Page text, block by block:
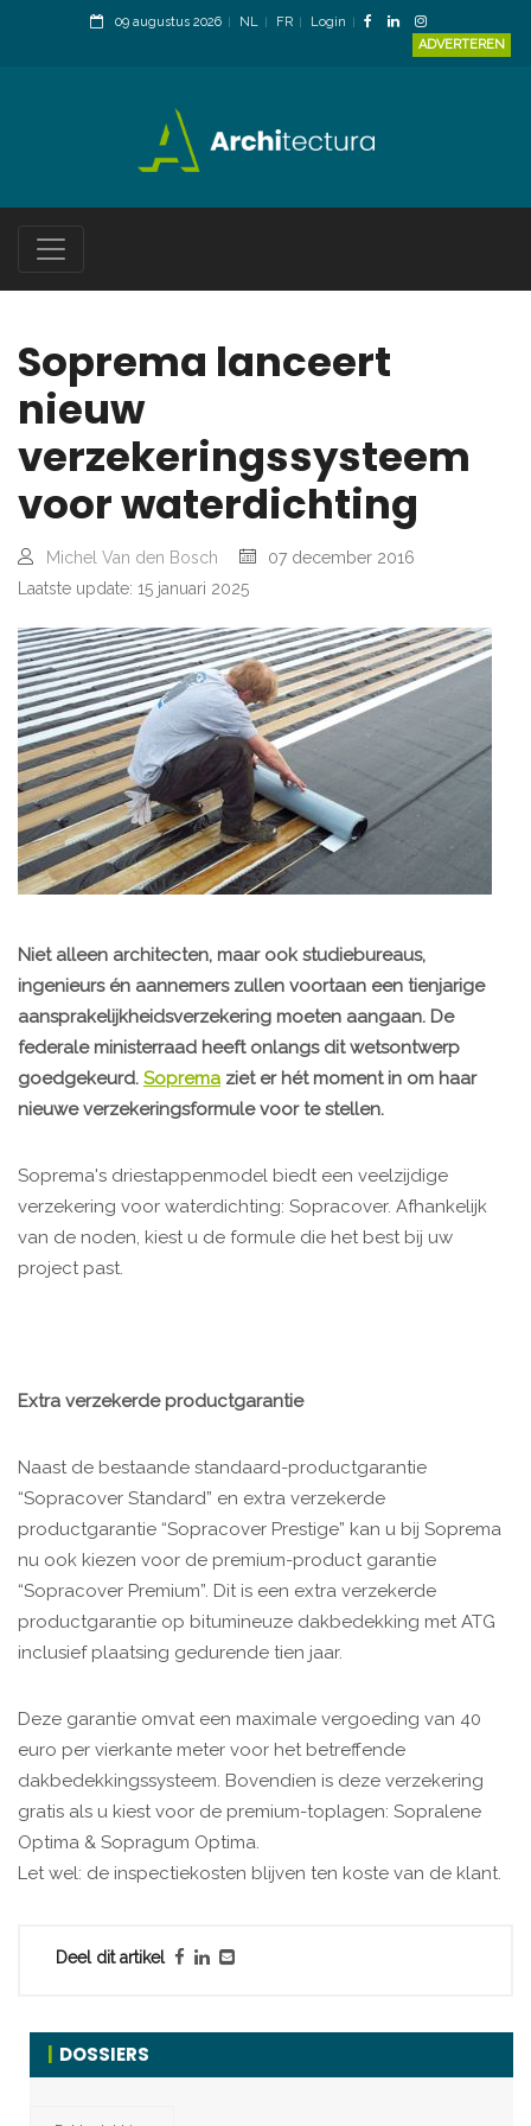
09 augustus 2026 NL FR
Login
ADVERTEREN
Soprema lanceert
nieuw
verzekeringssysteem
voor waterdichting
Michel Van den Bosch
07 december 2016
Laatste update: 15 januari 2025
Niet alleen architecten, maar ook studiebureaus,
ingenieurs én aannemers zullen voortaan een tienjarige
aansprakelijkheidsverzekering moeten aangaan. De
federale ministerraad heeft onlangs dit wetsontwerp
goedgekeurd. Soprema ziet er hét moment in om haar
nieuwe verzekeringsformule voor te stellen.
Soprema's driestappenmodel biedt een veelzijdige
verzekering voor waterdichting: Sopracover. Afhankelijk
van de noden, kiest u de formule die het best bij uw
project past.
Extra verzekerde productgarantie
Naast de bestaande standaard-productgarantie
“Sopracover Standard” en extra verzekerde
productgarantie “Sopracover Prestige” kan u bij Soprema
nu ook kiezen voor de premium-product garantie
“Sopracover Premium”. Dit is een extra verzekerde
productgarantie op bitumineuze dakbedekking met ATG
inclusief plaatsing gedurende tien jaar.
Deze garantie omvat een maximale vergoeding van 40
euro per vierkante meter voor het betreffende
dakbedekkingssysteem. Bovendien is deze verzekering
gratis als u kiest voor de premium-toplagen: Sopralene
Optima & Sopragum Optima.
Let wel: de inspectiekosten blijven ten koste van de klant.
Deel dit artikel
DOSSIERS